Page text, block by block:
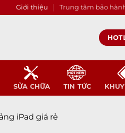
Giới thiệu Trung tâm bảo
SỬA CHỮA TIN TỨC
iPad giá rẻ